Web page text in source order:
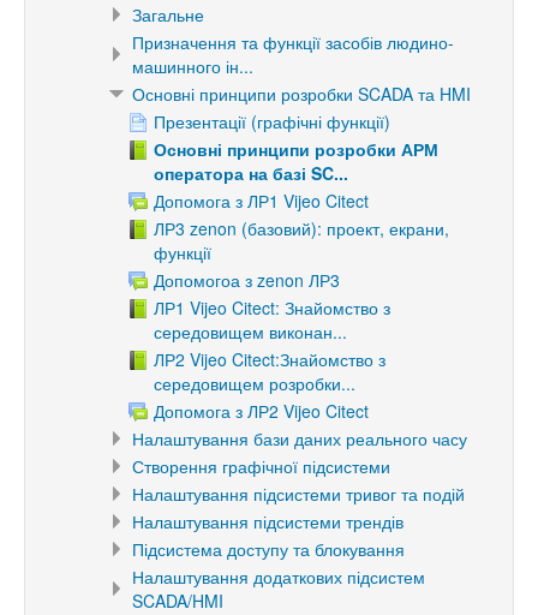
Загальне
Призначення та функції засобів людино-
машинного ін...
Основні принципи розробки SCADA та HMI
Презентації (графічні функції)
Основні принципи розробки АРМ
оператора на базі SC...
Допомога з ЛР1 Vijeo Citect
ЛР3 zenon (базовий): проект, екрани,
функції
Допомогоа з zenon ЛР3
ЛР1 Vijeo Citect: Знайомство з
середовищем виконан...
ЛР2 Vijeo Citect:Знайомство з
середовищем розробки...
Допомога з ЛР2 Vijeo Citect
Налаштування бази даних реального часу
Створення графічної підсистеми
Налаштування підсистеми тривог та подій
Налаштування підсистеми трендів
Підсистема доступу та блокування
Налаштування додаткових підсистем
SCADA/HMI